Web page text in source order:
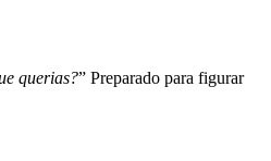
querias?” Preparado para figurar